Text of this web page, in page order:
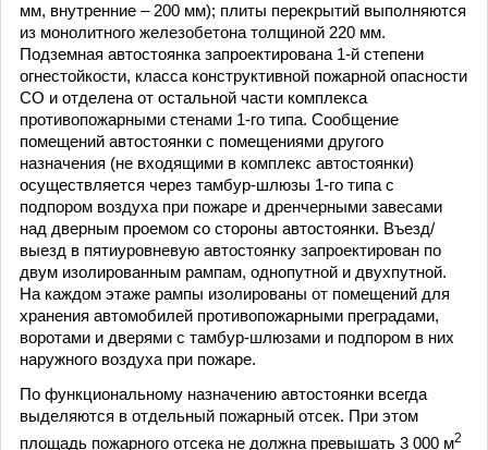
мм, внутренние – 200 мм); плиты перекрытий выполняются
из монолитного железобетона толщиной 220 мм.
Подземная автостоянка запроектирована 1-й степени
огнестойкости, класса конструктивной пожарной опасности
СО и отделена от остальной части комплекса
противопожарными стенами 1-го типа. Сообщение
помещений автостоянки с помещениями другого
назначения (не входящими в комплекс автостоянки)
осуществляется через тамбур-шлюзы 1-го типа с
подпором воздуха при пожаре и дренчерными завесами
над дверным проемом со стороны автостоянки. Въезд/
выезд в пятиуровневую автостоянку запроектирован по
двум изолированным рампам, однопутной и двухпутной.
На каждом этаже рампы изолированы от помещений для
хранения автомобилей противопожарными преградами,
воротами и дверями с тамбур-шлюзами и подпором в них
наружного воздуха при пожаре.
По функциональному назначению автостоянки всегда
выделяются в отдельный пожарный отсек. При этом
площадь пожарного отсека не должна превышать 3 000 м2